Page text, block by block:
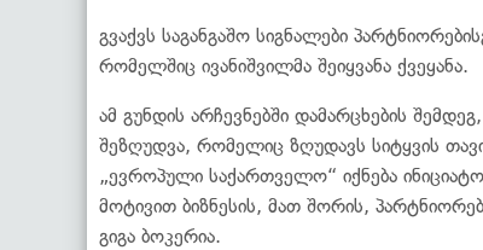
გვაქვს საგანგაშო სიგნალები
რომელშიც ივანიშვილმა შეიყვანა ქვეყანა.
ამ გუნდის არჩევნებში დამარცხების
შეზღუდვა, რომელიც ზღუდავს სიტყვის
„ევროპული საქართველო“ იქნება
მოტივით ბიზნესის, მათ შორის,
გიგა ბოკერია.